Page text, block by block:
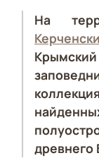
На
древнего